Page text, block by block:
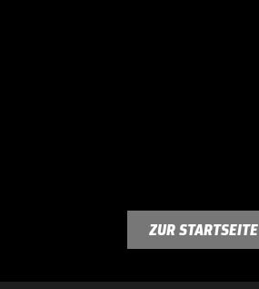
ZUR STARTSEITE